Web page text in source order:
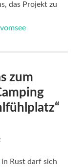
das Projekt zu
zum
in Rust darf sich